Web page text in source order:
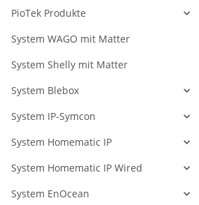
PioTek Produkte
System WAGO mit Matter
System Shelly mit Matter
System Blebox
System IP-Symcon
System Homematic IP
System Homematic IP Wired
System EnOcean